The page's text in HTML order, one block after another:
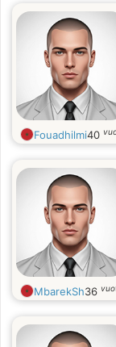
Fouadhilmi40
MbarekSh36